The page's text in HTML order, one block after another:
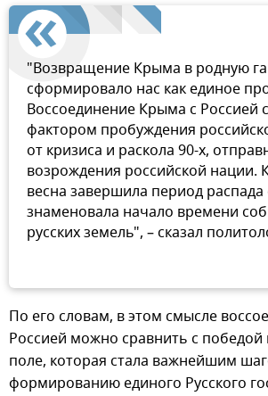
"Возвращение Крыма в родную
сформировало нас как единое
Воссоединение Крыма с Россией
фактором пробуждения
от кризиса и раскола 90-х,
возрождения российской нации.
весна завершила период
знаменовала начало времени
русских земель", – сказал
По его словам, в этом смысле
Россией можно сравнить с победой
поле, которая стала важнейшим
формированию единого Русского